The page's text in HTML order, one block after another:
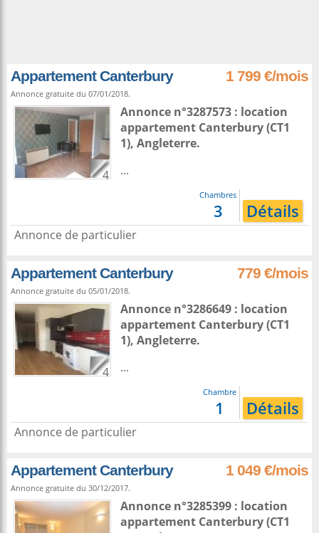
Appartement Canterbury 1 799 €/mois
Annonce gratuite du 07/01/2018.
4
Annonce n°3287573 : location
appartement Canterbury(CT1
1), Angleterre.
...
Chambres
3 Détails
Annonce de particulier
Appartement Canterbury 779 €/mois
Annonce gratuite du 05/01/2018.
4
Annonce n°3286649 : location
appartement Canterbury(CT1
1), Angleterre.
...
Chambre
1 Détails
Annonce de particulier
Appartement Canterbury 1 049 €/mois
Annonce gratuite du 30/12/2017.
Annonce n°3285399 : location
appartement Canterbury(CT1